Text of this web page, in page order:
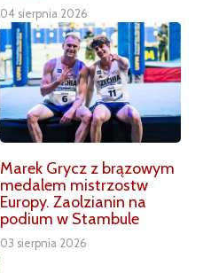
04 sierpnia 2026
Marek Grycz z brązowym
medalem mistrzostw
Europy. Zaolzianin na
podium w Stambule
03 sierpnia 2026